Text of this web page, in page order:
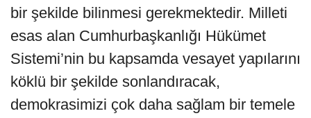
bir şekilde bilinmesi gerekmektedir. Milleti
esas alan Cumhurbaşkanlığı Hükümet
Sistemi’nin bu kapsamda vesayet yapılarını
köklü bir şekilde sonlandıracak,
demokrasimizi çok daha sağlam bir temele